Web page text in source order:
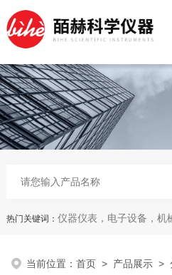
热门关键词： 仪器仪表，电子设备，机械设备，工业自
当前位置：首页 > 产品展示 >